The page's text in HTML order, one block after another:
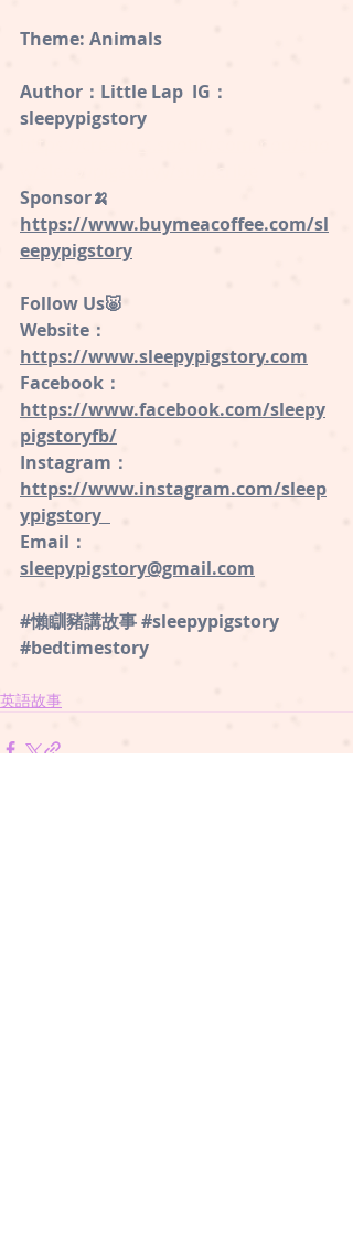
Theme: Animals
Author：Little Lap  IG：
sleepypigstory
Sponsor🍌
https://www.buymeacoffee.com/sl
eepypigstory
Follow Us🐷
Website：
https://www.sleepypigstory.com
Facebook：
⁠https://www.facebook.com/sleepy
pigstoryfb/
Instagram：
⁠https://www.instagram.com/sleep
ypigstory ⁠
Email ：
sleepypigstory@gmail.com
#懶瞓豬講故事#sleepypigstory
#bedtimestory
英語故事